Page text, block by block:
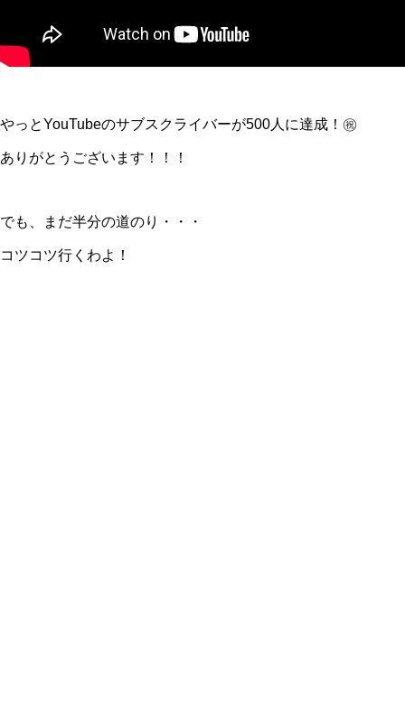
やっとYouTubeのサブスクライバーが500人に達成！㊗️
ありがとうございます！！！
でも、まだ半分の道のり・・・
コツコツ行くわよ！